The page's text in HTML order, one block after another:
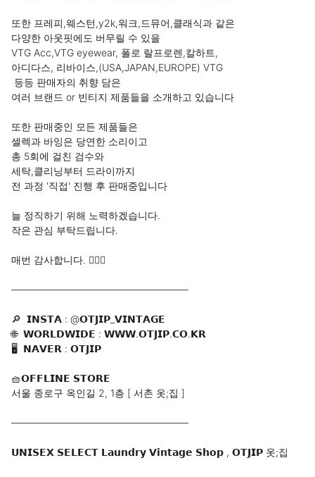
또한 프레피,웨스턴,y2k,워크,드뮤어,클래식과 같은
다양한 아웃핏에도 버무릴 수 있을
VTG Acc,VTG eyewear, 폴로 랄프로렌,칼하트,
아디다스, 리바이스,(USA,JAPAN,EUROPE) VTG
여러 브랜드 or 빈티지 제품들을 소개하고 있습니다
또한 판매중인 모든 제품들은
셀렉과 바잉은 당연한 소리이고
총 5회에 걸친 검수와
세탁,클리닝부터 드라이까지
전 과정 '직접' 진행 후 판매중입니다
늘 정직하기 위해 노력하겠습니다.
작은 관심 부탁드립니다.
매번 감사합니다. 🙇🏻‍♂️
——————————————————
🔎  𝗜𝗡𝗦𝗧𝗔 : @𝗢𝗧𝗝𝗜𝗣_𝗩𝗜𝗡𝗧𝗔𝗚𝗘
🌐  𝗪𝗢𝗥𝗟𝗗𝗪𝗜𝗗𝗘 : 𝗪𝗪𝗪.𝗢𝗧𝗝𝗜𝗣.𝗖𝗢.𝗞𝗥
🖥️  𝗡𝗔𝗩𝗘𝗥 : 𝗢𝗧𝗝𝗜𝗣
🧺𝗢𝗙𝗙𝗟𝗜𝗡𝗘 𝗦𝗧𝗢𝗥𝗘
서울 종로구 옥인길 2, 1층 [ 서촌 옷;집 ]
——————————————————
𝗨𝗡𝗜𝗦𝗘𝗫 𝗦𝗘𝗟𝗘𝗖𝗧 𝗟𝗮𝘂𝗻𝗱𝗿𝘆 𝗩𝗶𝗻𝘁𝗮𝗴𝗲 𝗦𝗵𝗼𝗽 , 𝗢𝗧𝗝𝗜𝗣 옷;집